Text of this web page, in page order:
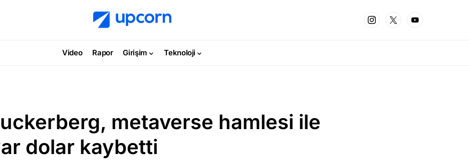
Video Rapor Girişim Teknoloji
metaverse hamlesi ile
dolar kaybetti